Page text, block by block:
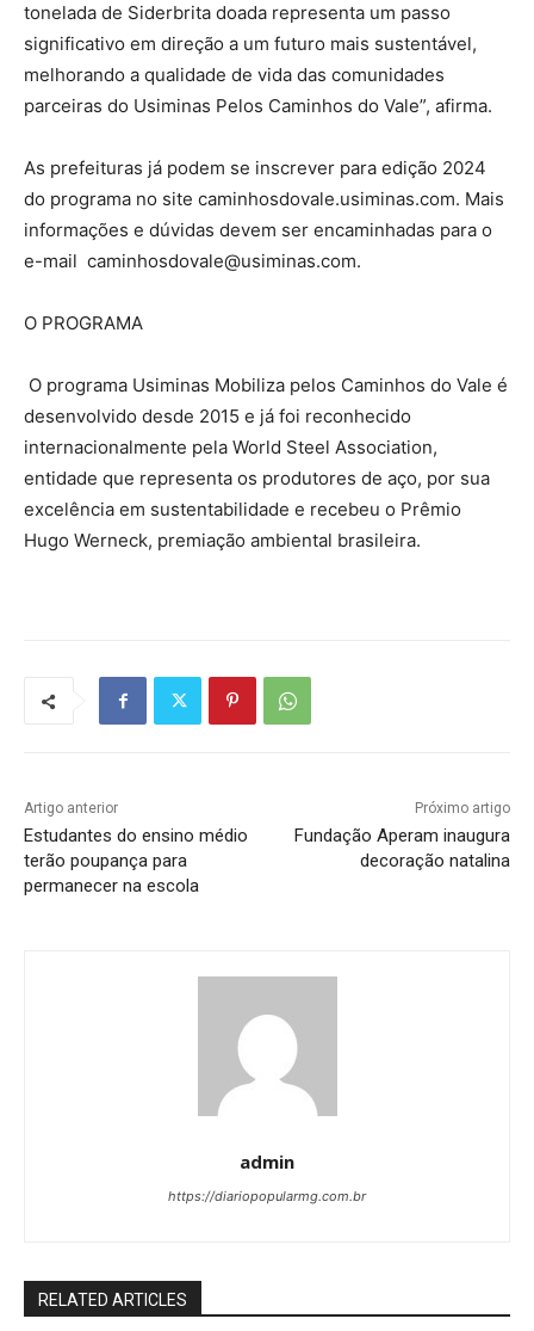
tonelada de Siderbrita doada representa um passo
significativo em direção a um futuro mais sustentável,
melhorando a qualidade de vida das comunidades
parceiras do Usiminas Pelos Caminhos do Vale”, afirma.
As prefeituras já podem se inscrever para edição 2024
do programa no site caminhosdovale.usiminas.com. Mais
informações e dúvidas devem ser encaminhadas para o
e-mail caminhosdovale@usiminas.com.
O PROGRAMA
O programa Usiminas Mobiliza pelos Caminhos do Vale é
desenvolvido desde 2015 e já foi reconhecido
internacionalmente pela World Steel Association,
entidade que representa os produtores de aço, por sua
excelência em sustentabilidade e recebeu o Prêmio
Hugo Werneck, premiação ambiental brasileira.
Artigo anterior
Estudantes do ensino médio
terão poupança para
permanecer na escola
Próximo artigo
Fundação Aperam inaugura
decoração natalina
admin
https://diariopopularmg.com.br
RELATED ARTICLES